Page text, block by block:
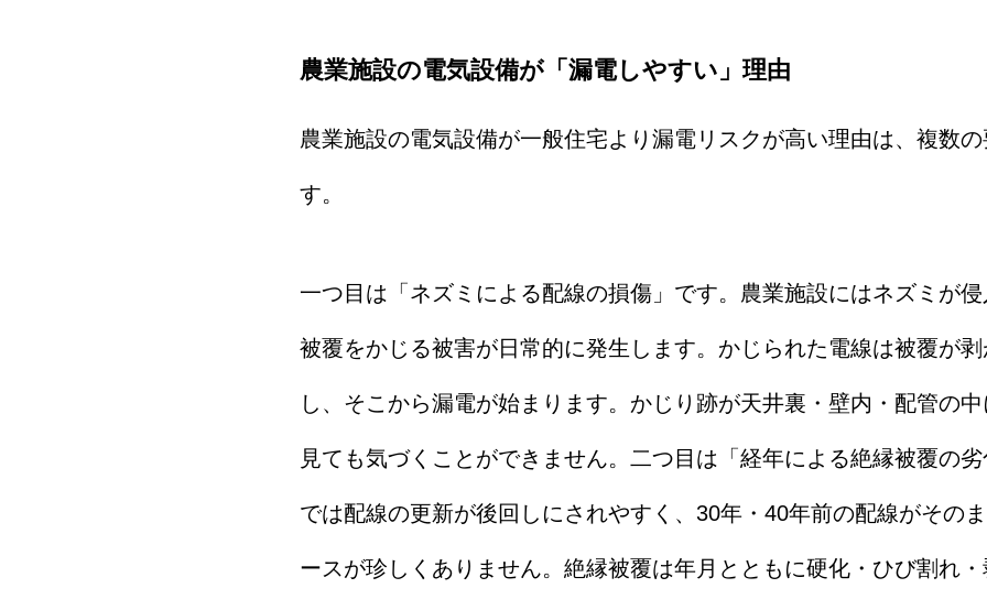
農業施設の電気設備が「漏電しやすい」理由
農業施設の電気設備が一般住宅より漏電リスクが高い理由は、複数
す。
一つ目は「ネズミによる配線の損傷」です。農業施設にはネズミが
被覆をかじる被害が日常的に発生します。かじられた電線は被覆が
し、そこから漏電が始まります。かじり跡が天井裏・壁内・配管の
見ても気づくことができません。二つ目は「経年による絶縁被覆の
では配線の更新が後回しにされやすく、30年・40年前の配線がその
ースが珍しくありません。絶縁被覆は年月とともに硬化・ひび割れ